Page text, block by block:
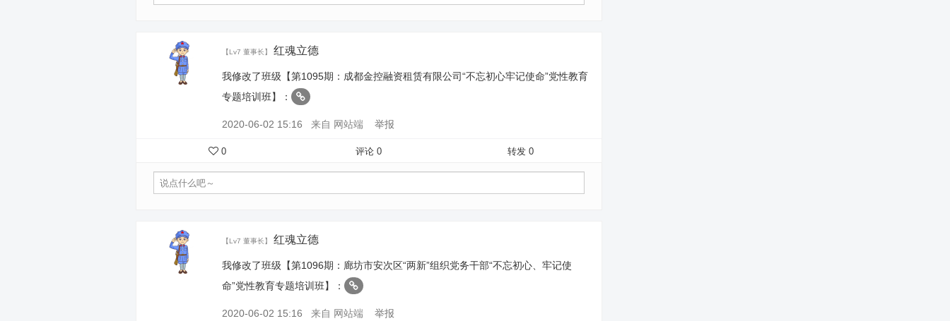
【Lv7 董事长】 红魂立德
我修改了班级【第1095期：成都金控融资租赁有限公司“不忘初心牢记使命”党性教育
专题培训班】：
2020-06-02 15:16 来自 网站端 举报
0 转发 0
评论 0
【Lv7 董事长】 红魂立德
我修改了班级【第1096期：廊坊市安次区“两新”组织党务干部“不忘初心、牢记使
命”党性教育专题培训班】：
2020-06-02 15:16 来自 网站端 举报